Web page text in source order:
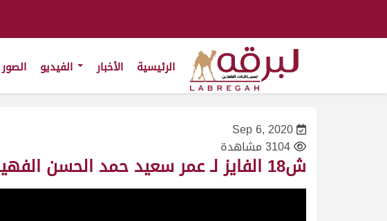
الرئيسية الأخبار الصور
Sep 6, 2020
3104 مشاهدة
ش18 الفايز لـ عمر سعيد حمد الحسن الفهيدة (المحلي الأول 6/9/2020) حقايق قعدان 2:56:07